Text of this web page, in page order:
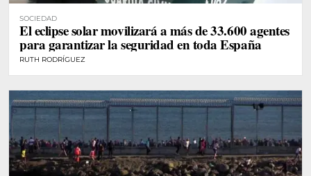
SOCIEDAD
El eclipse solar movilizará a más de 33.600 agentes
para garantizar la seguridad en toda España
RUTH RODRÍGUEZ